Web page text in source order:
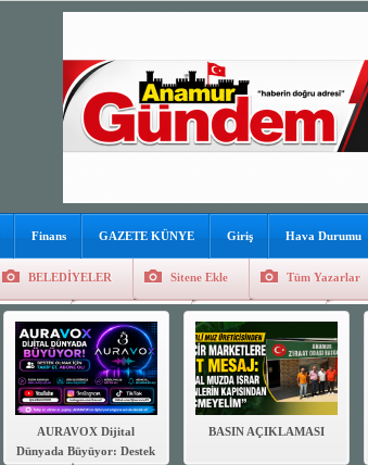
Finans GAZETE KÜNYE Giriş Hava Durumu
BELEDİYELER Sitene Ekle Tüm Yazarlar
Genel Foto Galeri Hava Durumu
AURAVOX Dijital
Dünyada Büyüyor: Destek
BASIN AÇIKLAMASI